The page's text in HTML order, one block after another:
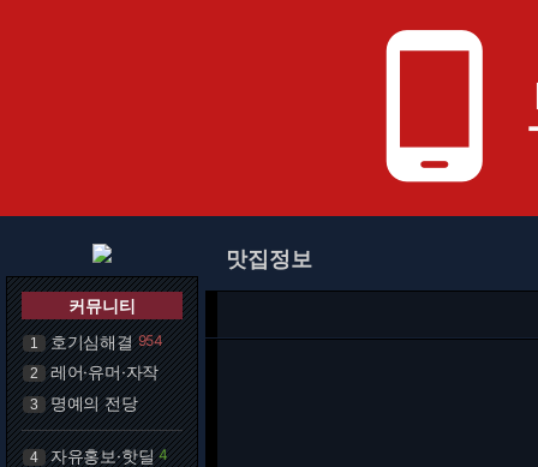
phone_android
커뮤니티
1 호기심해결 954
2 레어·유머·자작
3 명예의 전당
4 자유홍보·핫딜 4
맛집정보